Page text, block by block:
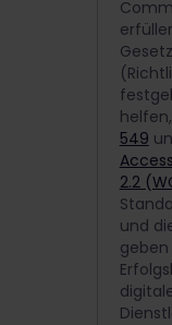
549
2.2
und
geben